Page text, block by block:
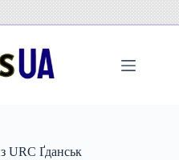
URC Ґданськ